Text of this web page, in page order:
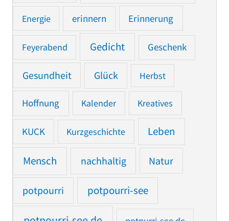
Energie erinnern Erinnerung
Feyerabend Gedicht Geschenk
Gesundheit Glück Herbst
Hoffnung Kalender Kreatives
KUCK Kurzgeschichte Leben
Mensch nachhaltig Natur
potpourri potpourri-see